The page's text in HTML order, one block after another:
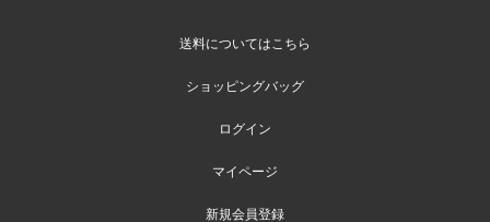
送料についてはこちら
ショッピングバッグ
ログイン
マイページ
新規会員登録